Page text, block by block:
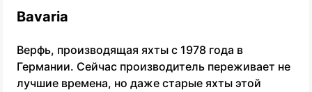
Bavaria
Верфь, производящая яхты с 1978 года в
Германии. Сейчас производитель переживает не
лучшие времена, но даже старые яхты этой